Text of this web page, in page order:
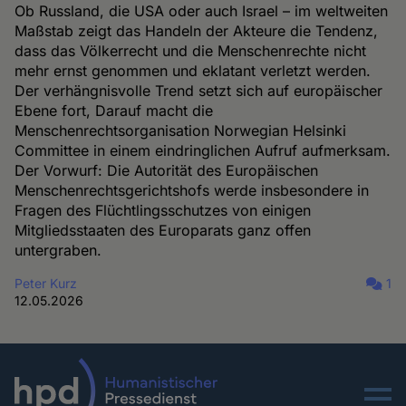
Ob Russland, die USA oder auch Israel – im weltweiten
Maßstab zeigt das Handeln der Akteure die Tendenz,
dass das Völkerrecht und die Menschenrechte nicht
mehr ernst genommen und eklatant verletzt werden.
Der verhängnisvolle Trend setzt sich auf europäischer
Ebene fort, Darauf macht die
Menschenrechtsorganisation Norwegian Helsinki
Committee in einem eindringlichen Aufruf aufmerksam.
Der Vorwurf: Die Autorität des Europäischen
Menschenrechtsgerichtshofs werde insbesondere in
Fragen des Flüchtlingsschutzes von einigen
Mitgliedsstaaten des Europarats ganz offen
untergraben.
Peter Kurz
12.05.2026
1